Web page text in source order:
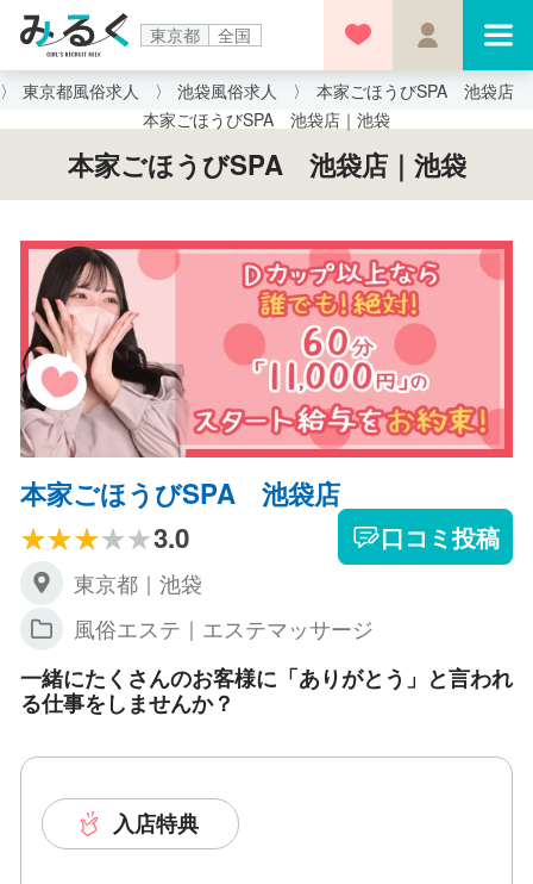
東京都 全国
東京都風俗求人 池袋風俗求人
本家ごほうびSPA 池袋店
本家ごほうびSPA 池袋店｜池袋
本家ごほうびSPA 池袋店｜池袋
本家ごほうびSPA 池袋店
3.0
口コミ投稿
東京都｜池袋
風俗エステ｜エステマッサージ
一緒にたくさんのお客様に「ありがとう」と言われ
る仕事をしませんか？
入店特典